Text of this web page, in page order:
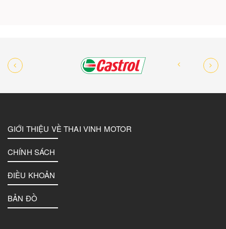
GIỚI THIỆU VỀ THAI VINH MOTOR
CHÍNH SÁCH
ĐIỀU KHOẢN
BẢN ĐỒ